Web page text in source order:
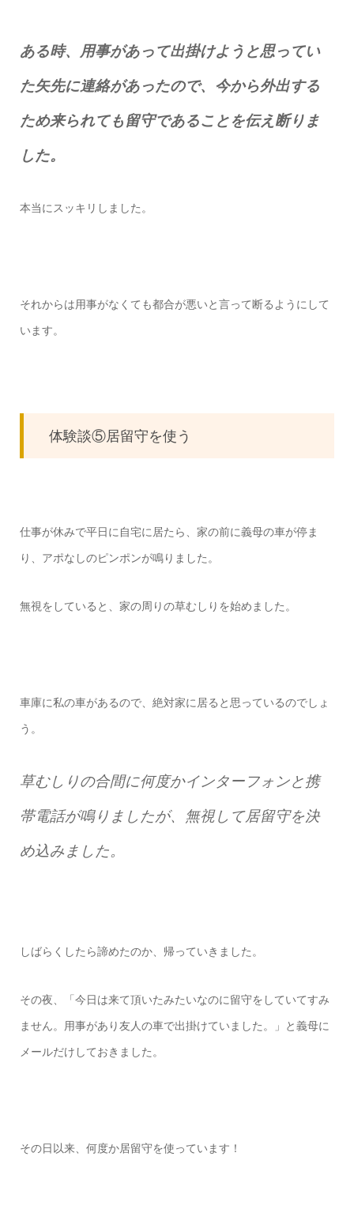
ある時、用事があって出掛けようと思ってい
た矢先に連絡があったので、今から外出する
ため来られても留守であることを伝え断りま
した。
本当にスッキリしました。
それからは用事がなくても都合が悪いと言って断るようにして
います。
体験談⑤居留守を使う
仕事が休みで平日に自宅に居たら、家の前に義母の車が停ま
り、アポなしのピンポンが鳴りました。
無視をしていると、家の周りの草むしりを始めました。
車庫に私の車があるので、絶対家に居ると思っているのでしょ
う。
草むしりの合間に何度かインターフォンと携
帯電話が鳴りましたが、無視して居留守を決
め込みました。
しばらくしたら諦めたのか、帰っていきました。
その夜、「今日は来て頂いたみたいなのに留守をしていてすみ
ません。用事があり友人の車で出掛けていました。」と義母に
メールだけしておきました。
その日以来、何度か居留守を使っています！